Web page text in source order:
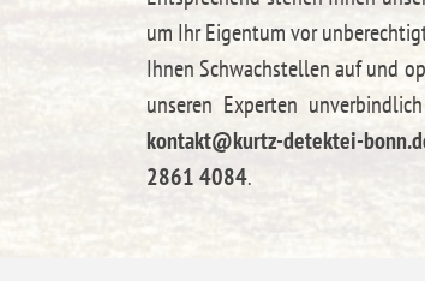
um Ihr Eigentum vor
Ihnen Schwachstellen auf und
unseren Experten
kontakt@kurtz-detektei-
2861 4084.